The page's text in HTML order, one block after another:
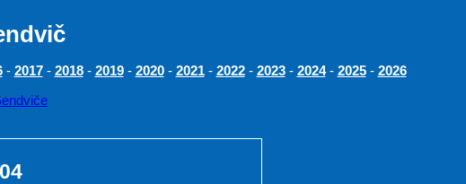
- 2017- 2018- 2019- 2020- 2021- 2022- 2023- 2024- 2025- 2026